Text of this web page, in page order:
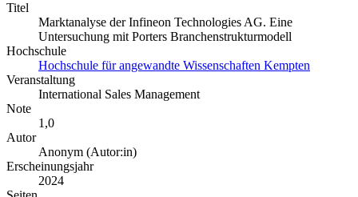
Titel
Marktanalyse der Infineon Technologies AG. Eine
Untersuchung mit Porters Branchenstrukturmodell
Hochschule
Hochschule für angewandte Wissenschaften Kempten
Veranstaltung
International Sales Management
Note
1,0
Autor
Anonym (Autor:in)
Erscheinungsjahr
2024